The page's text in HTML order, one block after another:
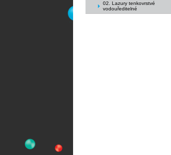
02. Lazury tenkovrstvé
vodouředitelné